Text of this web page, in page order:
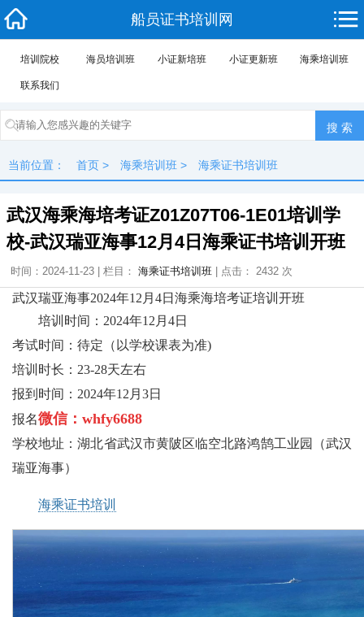
船员证书培训网
培训院校 海员培训班 小证新培班 小证更新班 海乘培训班
联系我们
当前位置： 首页 > 海乘培训班 > 海乘证书培训班
武汉海乘海培考证Z01Z07T06-1E01培训学
校-武汉瑞亚海事12月4日海乘证书培训开班
时间：2024-11-23 | 栏目： 海乘证书培训班 | 点击： 2432 次
武汉瑞亚海事2024年12月4日海乘海培考证培训开班
培训时间：2024年12月4日
考试时间：待定（以学校课表为准)
培训时长：23-28天左右
报到时间：2024年12月3日
报名微信：whfy6688
学校地址：湖北省武汉市黄陂区临空北路鸿鹄工业园（武汉
瑞亚海事）
海乘证书培训